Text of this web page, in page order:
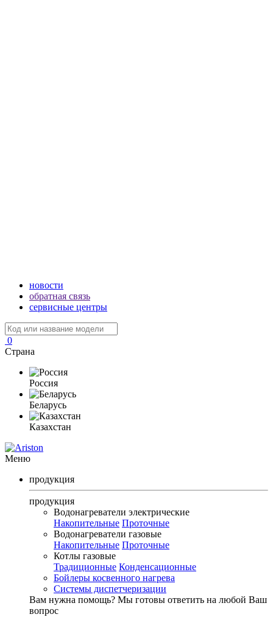
новости
обратная связь
сервисные центры
0
Страна
Россия
Беларусь
Казахстан
Меню
продукция
продукция
Водонагреватели электрические
Накопительные Проточные
Водонагреватели газовые
Накопительные Проточные
Котлы газовые
Традиционные Конденсационные
Бойлеры косвенного нагрева
Системы диспетчеризации
Вам нужна помощь? Мы готовы ответить на любой Ваш
вопрос